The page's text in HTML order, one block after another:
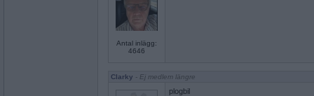
Antal inlägg:
4646
Clarky - Ej medlem längre
plogbil